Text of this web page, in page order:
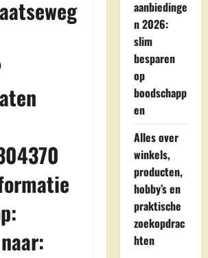
aanbiedinge
n 2026:
slim
besparen
op
boodschapp
en
Alles over
winkels,
producten,
hobby’s en
praktische
zoekopdrac
hten